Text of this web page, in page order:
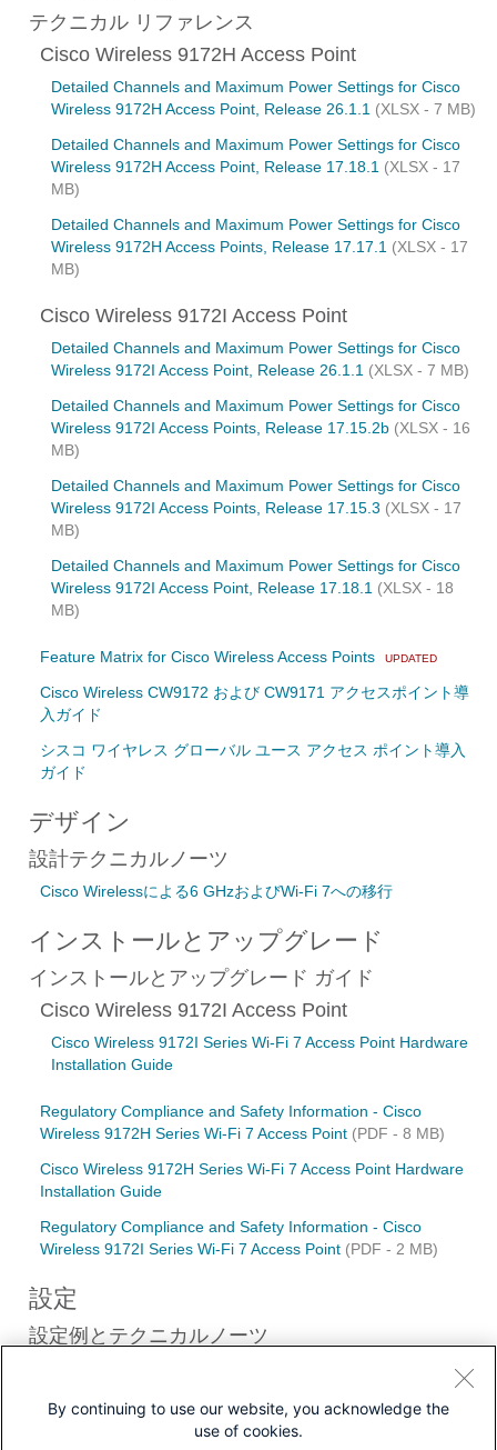
テクニカル リファレンス
Cisco Wireless 9172H Access Point
Detailed Channels and Maximum Power Settings for Cisco
Wireless 9172H Access Point, Release 26.1.1 (XLSX - 7 MB)
Detailed Channels and Maximum Power Settings for Cisco
Wireless 9172H Access Point, Release 17.18.1 (XLSX - 17
MB)
Detailed Channels and Maximum Power Settings for Cisco
Wireless 9172H Access Points, Release 17.17.1 (XLSX - 17
MB)
Cisco Wireless 9172I Access Point
Detailed Channels and Maximum Power Settings for Cisco
Wireless 9172I Access Point, Release 26.1.1 (XLSX - 7 MB)
Detailed Channels and Maximum Power Settings for Cisco
Wireless 9172I Access Points, Release 17.15.2b (XLSX - 16
MB)
Detailed Channels and Maximum Power Settings for Cisco
Wireless 9172I Access Points, Release 17.15.3 (XLSX - 17
MB)
Detailed Channels and Maximum Power Settings for Cisco
Wireless 9172I Access Point, Release 17.18.1 (XLSX - 18
MB)
Feature Matrix for Cisco Wireless Access Points UPDATED
Cisco Wireless CW9172 および CW9171 アクセスポイント導
入ガイド
シスコ ワイヤレス グローバル ユース アクセス ポイント導入
ガイド
デザイン
設計テクニカルノーツ
Cisco Wirelessによる6 GHzおよびWi-Fi 7への移行
インストールとアップグレード
インストールとアップグレード ガイド
Cisco Wireless 9172I Access Point
Cisco Wireless 9172I Series Wi-Fi 7 Access Point Hardware
Installation Guide
Regulatory Compliance and Safety Information - Cisco
Wireless 9172H Series Wi-Fi 7 Access Point (PDF - 8 MB)
Cisco Wireless 9172H Series Wi-Fi 7 Access Point Hardware
Installation Guide
Regulatory Compliance and Safety Information - Cisco
Wireless 9172I Series Wi-Fi 7 Access Point (PDF - 2 MB)
設定
設定例とテクニカルノーツ
By continuing to use our website, you acknowledge the
use of cookies.